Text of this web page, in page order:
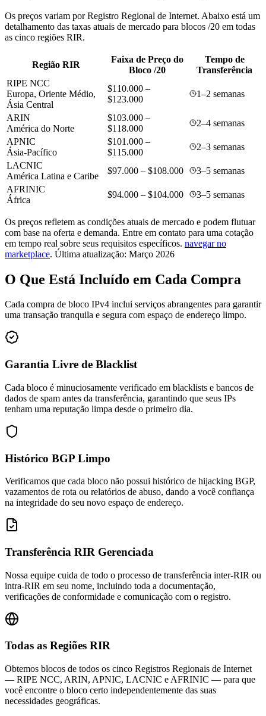
Os preços variam por Registro Regional de Internet. Abaixo está um
detalhamento das taxas atuais de mercado para blocos /20 em todas
as cinco regiões RIR.
Região RIR
Faixa de Preço do
Bloco /20
Tempo de
Transferência
RIPE NCC
Europa, Oriente Médio,
Ásia Central
$110.000 –
$123.000
1–2 semanas
ARIN
América do Norte
$103.000 –
$118.000
2–4 semanas
APNIC
Ásia-Pacífico
$101.000 –
$115.000
2–3 semanas
LACNIC
América Latina e Caribe
$97.000 – $108.000
3–5 semanas
AFRINIC
África
$94.000 – $104.000 3–5 semanas
Os preços refletem as condições atuais de mercado e podem flutuar
com base na oferta e demanda. Entre em contato para uma cotação
em tempo real sobre seus requisitos específicos. navegar no
marketplace. Última atualização: Março 2026
O Que Está Incluído em Cada Compra
Cada compra de bloco IPv4 inclui serviços abrangentes para garantir
uma transação tranquila e segura com espaço de endereço limpo.
Garantia Livre de Blacklist
Cada bloco é minuciosamente verificado em blacklists e bancos de
dados de spam antes da transferência, garantindo que seus IPs
tenham uma reputação limpa desde o primeiro dia.
Histórico BGP Limpo
Verificamos que cada bloco não possui histórico de hijacking BGP,
vazamentos de rota ou relatórios de abuso, dando a você confiança
na integridade do seu novo espaço de endereço.
Transferência RIR Gerenciada
Nossa equipe cuida de todo o processo de transferência inter-RIR ou
intra-RIR em seu nome, incluindo toda a documentação,
verificações de conformidade e comunicação com o registro.
Todas as Regiões RIR
Obtemos blocos de todos os cinco Registros Regionais de Internet
— RIPE NCC, ARIN, APNIC, LACNIC e AFRINIC — para que
você encontre o bloco certo independentemente das suas
necessidades geográficas.